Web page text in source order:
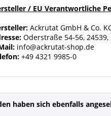
/ EU Verantwortliche
Ackrutat GmbH & Co.
Oderstraße 54-56,
info@ackrutat-shop.de
+49 4321 9985-0
haben sich ebenfalls